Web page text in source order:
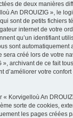
de deux manières
An DROUIZIG », le
sont de petits fichiers
internet de votre
qu’un identifiant
sont automatiquement
sera créé lors de votre
», archivant de ce fait
d’améliorer votre
« Korvigelloù An
sorte de cookies,
les pages créées